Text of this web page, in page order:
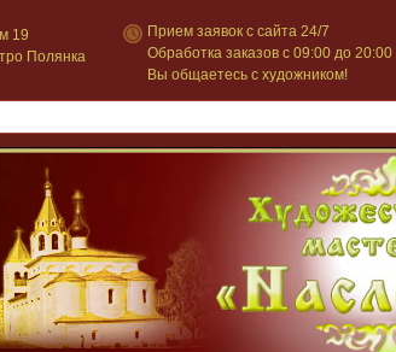
19
Полянка
Прием заявок с сайта 24/7
Обработка заказов с 09:00 до 20:00
Вы общаетесь с художником!